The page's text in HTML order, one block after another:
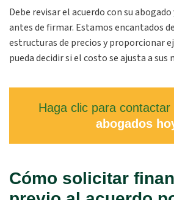
Debe revisar el acuerdo con su
antes de firmar. Estamos encantados
estructuras de precios y proporcionar
pueda decidir si el costo se ajusta a sus
Haga clic para contactar
abogados
Cómo solicitar